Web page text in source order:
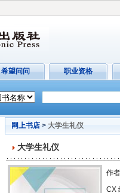
希望问问 职业资格
网上书店 > 大学生礼仪
大学生礼仪
作
CX